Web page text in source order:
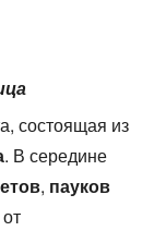
состоящая из
. В середине
, пауков